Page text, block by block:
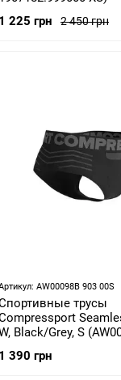
2 450 грн
1 225 грн
AW00098B 903 00S
трусы
Black/Grey, S
1 390 грн